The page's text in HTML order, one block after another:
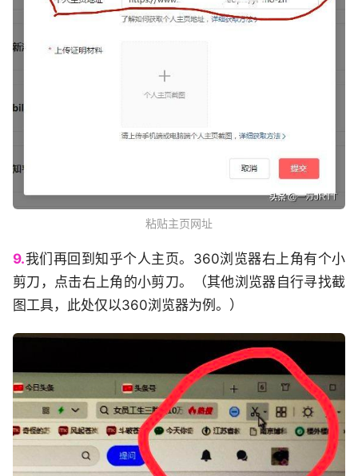
粘贴主页网址
9.我们再回到知乎个人主页。360浏览器右上角有个小
剪刀，点击右上角的小剪刀。（其他浏览器自行寻找截
图工具，此处仅以360浏览器为例。）